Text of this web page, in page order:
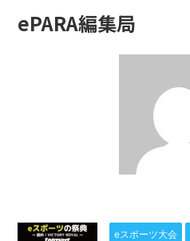
ePARA編集局
eスポーツ大会